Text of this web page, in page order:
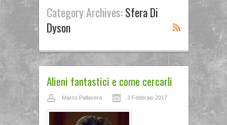
Category Archives:Sfera Di
Dyson
Alieni fantastici e come cercarli
Marco Pallavera 3 Febbraio 2017